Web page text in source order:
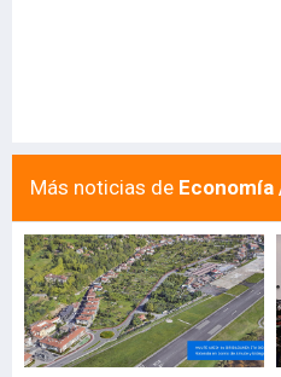
Más noticias de Economía